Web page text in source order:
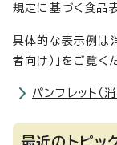
規定に基づく食品
具体的な表示例は
者向け）」をご覧く
パンフレット（
最近のトピッ